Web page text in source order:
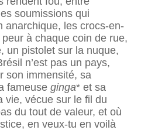
soumissions qui
anarchique, les crocs-en-
à chaque coin de rue,
un pistolet sur la nuque,
n’est pas un pays,
son immensité, sa
fameuse ginga* et sa
vie, vécue sur le fil du
du tout de valeur, et où
en veux-tu en voilà